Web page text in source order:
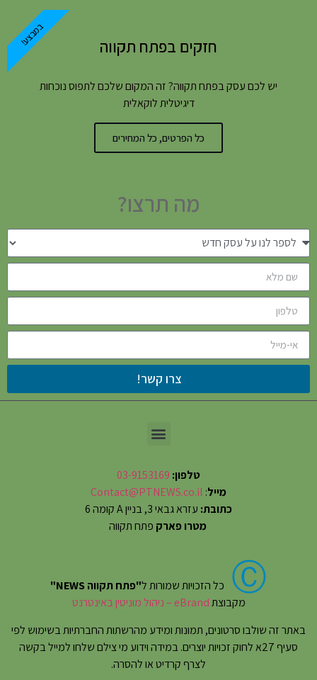
חזקים בפתח תקווה
יש לכם עסק בפתח תקווה? זה המקום שלכם לתפוס נוכחות
דיגיטלית לוקאלית
כל הפרטים, כל המחירים
במבצע!
מה תרצו?
צרו קשר!
טלפון: 03-9153169
מייל:
Contact@PTNEWS.co.il
כתובת: עזרא גבאי 3, בניין A קומה 6
מטרו פארק פתח תקווה
Ⓒ כל הזכויות שמורות ל"פתח תקווה NEWS"
מקבוצתeBrand – ניהול מוניטין באינטרנט
באתר זה שולבו סרטונים, תמונות ומידע מהרשתות החברתיות בשימוש לפי
סעיף 27א לחוק זכויות יוצרים. במידה וידוע מי צילם שלחו למייל בקשה
לצרף קרדיט או להסרה.